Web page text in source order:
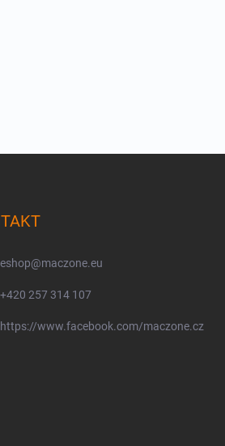
eshop@maczone.eu
+420 257 314 107
https://www.facebook.com/maczone.cz